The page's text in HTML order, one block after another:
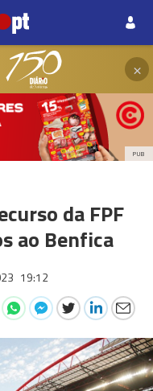
×
PUB
da FPF
ao Benfica
19:12